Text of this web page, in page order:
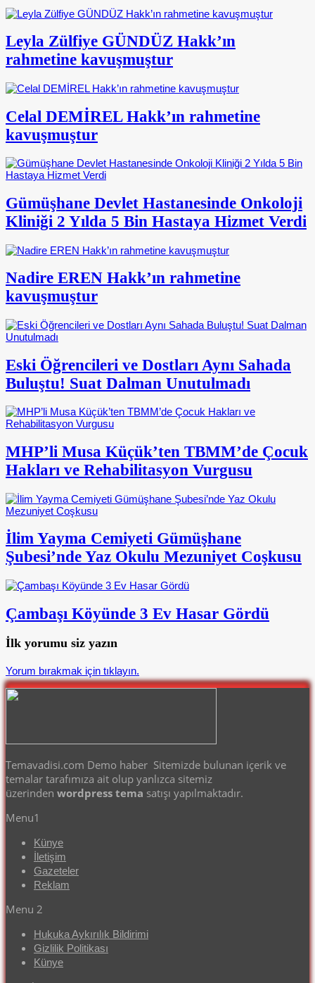
Leyla Zülfiye GÜNDÜZ Hakk’ın
rahmetine kavuşmuştur
Celal DEMİREL Hakk’ın rahmetine
kavuşmuştur
Gümüşhane Devlet Hastanesinde Onkoloji
Kliniği 2 Yılda 5 Bin Hastaya Hizmet Verdi
Nadire EREN Hakk’ın rahmetine
kavuşmuştur
Eski Öğrencileri ve Dostları Aynı Sahada
Buluştu! Suat Dalman Unutulmadı
MHP’li Musa Küçük’ten TBMM’de Çocuk
Hakları ve Rehabilitasyon Vurgusu
İlim Yayma Cemiyeti Gümüşhane
Şubesi’nde Yaz Okulu Mezuniyet Coşkusu
Çambaşı Köyünde 3 Ev Hasar Gördü
İlk yorumu siz yazın
Yorum bırakmak için tıklayın.
Temavadisi.com Demo haber Sitemizde bulunan içerik ve
temalar tarafımıza ait olup yanlızca sitemiz
üzerinden wordpress tema satışı yapılmaktadır.
Menu1
Künye
İletişim
Gazeteler
Reklam
Menu 2
Hukuka Aykırılık Bildirimi
Gizlilik Politikası
Künye